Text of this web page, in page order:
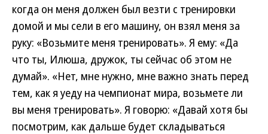
когда он меня должен был везти с тренировки
домой и мы сели в его машину, он взял меня за
руку: «Возьмите меня тренировать». Я ему: «Да
что ты, Илюша, дружок, ты сейчас об этом не
думай». «Нет, мне нужно, мне важно знать перед
тем, как я уеду на чемпионат мира, возьмете ли
вы меня тренировать». Я говорю: «Давай хотя бы
посмотрим, как дальше будет складываться